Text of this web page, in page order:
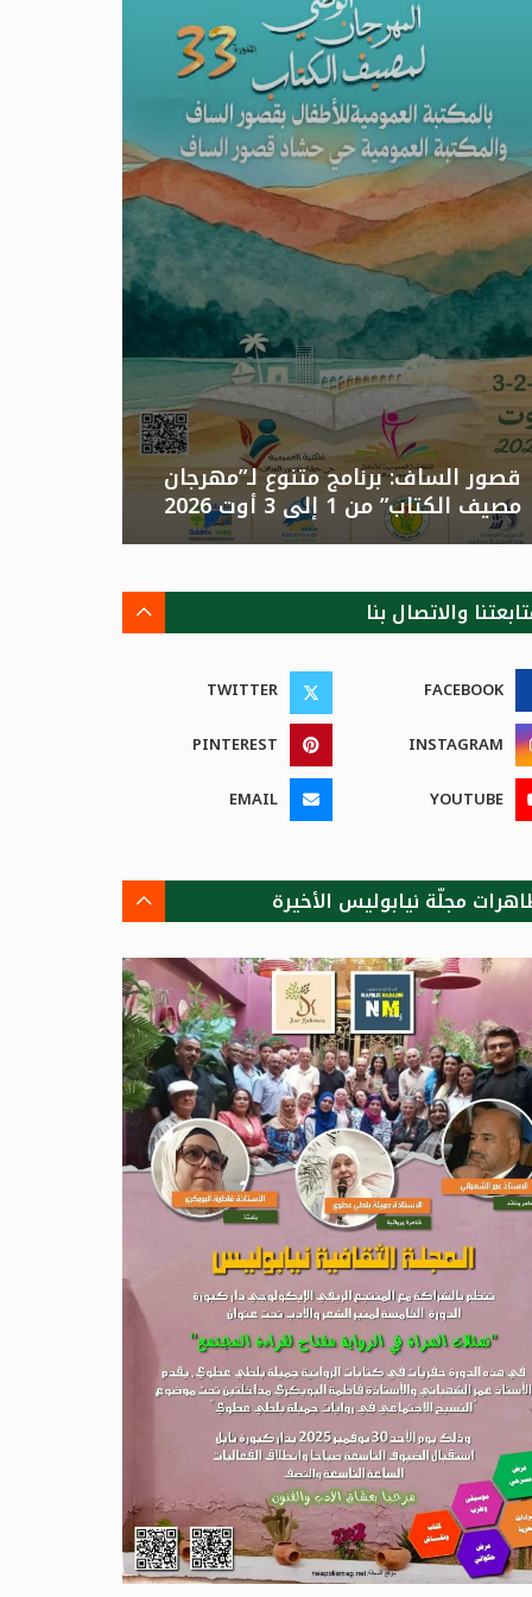
قصور الساف: برنامج متنوع لـ”مهرجان
مصيف الكتاب” من 1 إلى 3 أوت 2026
والاتصال بنا
FACEBOOK
TWITTER
INSTAGRAM
PINTEREST
YOUTUBE
EMAIL
مجلّة نيابوليس الأخيرة